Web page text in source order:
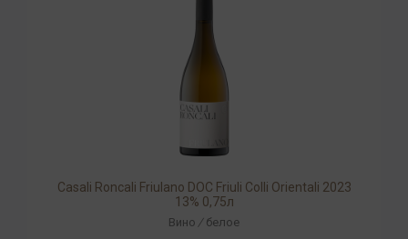
Casali Roncali Friulano DOC Friuli Colli Orientali 2023
13% 0,75л
Вино / белое